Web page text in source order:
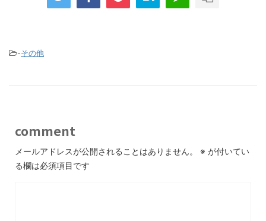
-その他
comment
メールアドレスが公開されることはありません。 ※ が付いてい
る欄は必須項目です